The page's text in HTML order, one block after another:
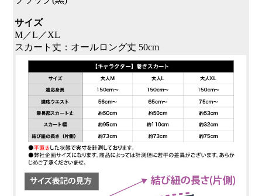
サイズ
M／L／XL
スカート丈：オールロング丈 50cm